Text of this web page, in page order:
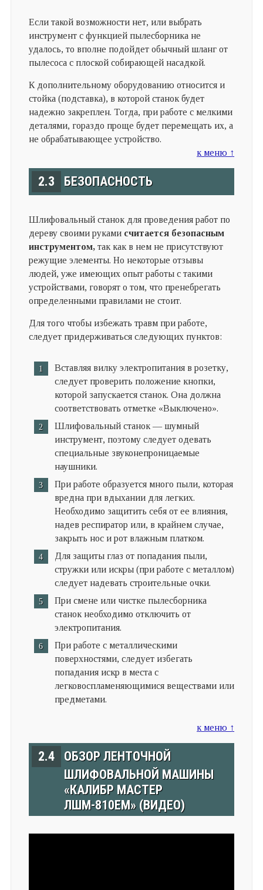
Если такой возможности нет, или выбрать
инструмент с функцией пылесборника не
удалось, то вполне подойдет обычный шланг от
пылесоса с плоской собирающей насадкой.
К дополнительному оборудованию относится и
стойка (подставка), в которой станок будет
надежно закреплен. Тогда, при работе с мелкими
деталями, гораздо проще будет перемещать их, а
не обрабатывающее устройство.
к меню ↑
2.3 БЕЗОПАСНОСТЬ
Шлифовальный станок для проведения работ по
дереву своими руками считается безопасным
инструментом,так как в нем не присутствуют
режущие элементы. Но некоторые отзывы
людей, уже имеющих опыт работы с такими
устройствами, говорят о том, что пренебрегать
определенными правилами не стоит.
Для того чтобы избежать травм при работе,
следует придерживаться следующих пунктов:
Вставляя вилку электропитания в розетку,
следует проверить положение кнопки,
которой запускается станок. Она должна
соответствовать отметке «Выключено».
Шлифовальный станок — шумный
инструмент, поэтому следует одевать
специальные звуконепроницаемые
наушники.
При работе образуется много пыли, которая
вредна при вдыхании для легких.
Необходимо защитить себя от ее влияния,
надев респиратор или, в крайнем случае,
закрыть нос и рот влажным платком.
Для защиты глаз от попадания пыли,
стружки или искры (при работе с металлом)
следует надевать строительные очки.
При смене или чистке пылесборника
станок необходимо отключить от
электропитания.
При работе с металлическими
поверхностями, следует избегать
попадания искр в места с
легковоспламеняющимися веществами или
предметами.
к меню ↑
2.4
ОБЗОР ЛЕНТОЧНОЙ
ШЛИФОВАЛЬНОЙ МАШИНЫ
«КАЛИБР МАСТЕР
ЛШМ-810ЕМ» (ВИДЕО)